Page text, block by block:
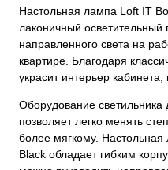
Настольная лампа Loft IT
лаконичный осветительный
направленного света на
квартире. Благодаря
украсит интерьер кабинета,
Оборудование
позволяет легко менять
более мягкому.
Black обладает гибким